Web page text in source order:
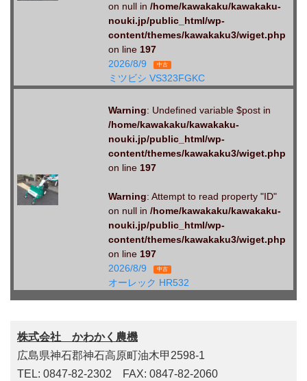
on null in /home/kawakaku/kawakaku-
nouki.jp/public_html/wp-
content/themes/kawakaku3/wiget.php
on line 197
2026/8/9
中古
ミツビシ VS323FGKC
Warning: Undefined variable $post in
/home/kawakaku/kawakaku-
nouki.jp/public_html/wp-
content/themes/kawakaku3/wiget.php
on line 197
Warning: Attempt to read property "ID"
on null in /home/kawakaku/kawakaku-
nouki.jp/public_html/wp-
content/themes/kawakaku3/wiget.php
on line 197
2026/8/9
中古
オーレック HR532
株式会社 かわかく農機
広島県神石郡神石高原町油木甲2598-1
TEL: 0847-82-2302 FAX: 0847-82-2060